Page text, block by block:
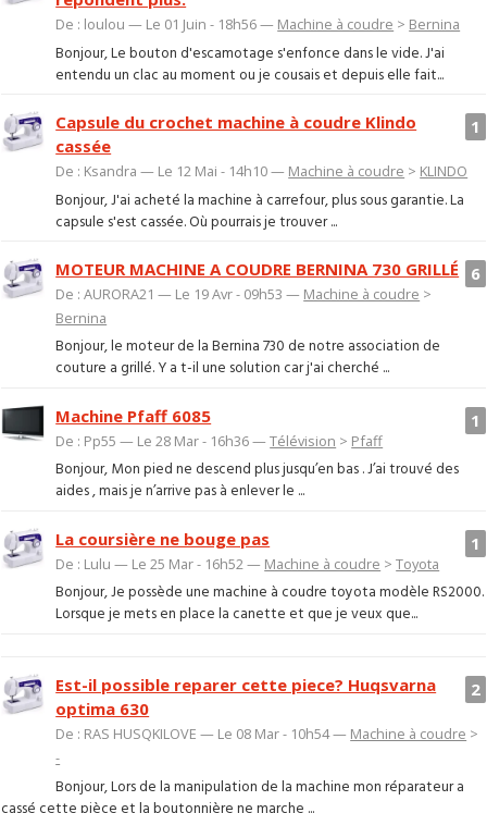
De : loulou — Le 01 Juin - 18h56 — Machine à coudre > Bernina
Bonjour, Le bouton d'escamotage s'enfonce dans le vide. J'ai
entendu un clac au moment ou je cousais et depuis elle fait...
1
Capsule du crochet machine à coudre Klindo
cassée
De : Ksandra — Le 12 Mai - 14h10 — Machine à coudre > KLINDO
Bonjour, J'ai acheté la machine à carrefour, plus sous garantie. La
capsule s'est cassée. Où pourrais je trouver ...
6
MOTEUR MACHINE A COUDRE BERNINA 730 GRILLÉ
De : AURORA21 — Le 19 Avr - 09h53 — Machine à coudre >
Bernina
Bonjour, le moteur de la Bernina 730 de notre association de
couture a grillé. Y a t-il une solution car j'ai cherché ...
1
Machine Pfaff 6085
De : Pp55 — Le 28 Mar - 16h36 —Télévision > Pfaff
Bonjour, Mon pied ne descend plus jusqu’en bas . J’ai trouvé des
aides , mais je n’arrive pas à enlever le ...
1
La coursière ne bouge pas
De : Lulu — Le 25 Mar - 16h52 — Machine à coudre >Toyota
Bonjour, Je possède une machine à coudre toyota modèle RS2000.
Lorsque je mets en place la canette et que je veux que...
2
Est-il possible reparer cette piece? Huqsvarna
optima 630
De : RAS HUSQKILOVE — Le 08 Mar - 10h54 — Machine à coudre >
-
Bonjour, Lors de la manipulation de la machine mon réparateur a